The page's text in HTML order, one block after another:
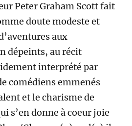
Peter Graham Scott fait
doute modeste et
aux
dépeints, au récit
interprété par
comédiens emmenés
et le charisme de
s’en donne à coeur joie